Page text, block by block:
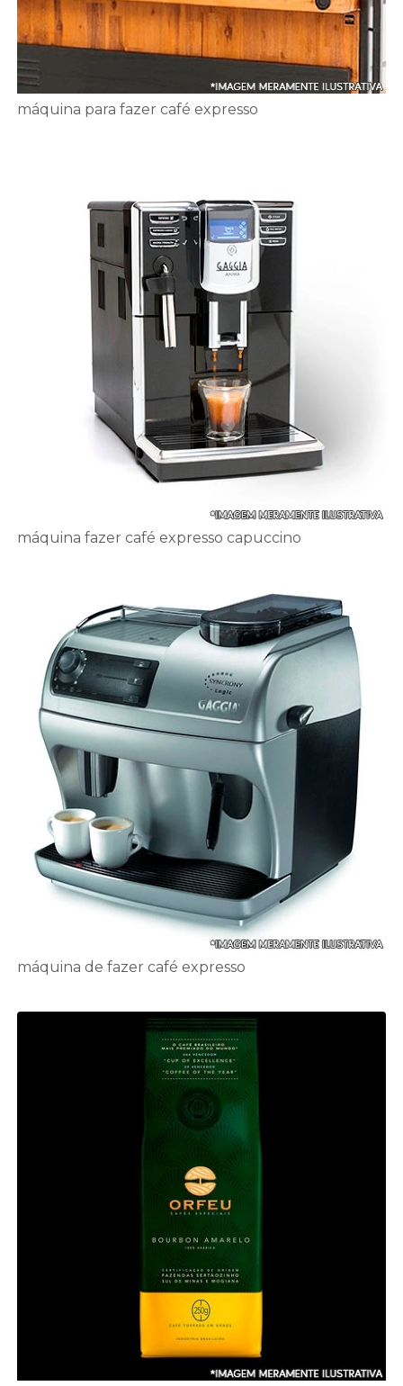
máquina para fazer café expresso
máquina fazer café expresso capuccino
máquina de fazer café expresso